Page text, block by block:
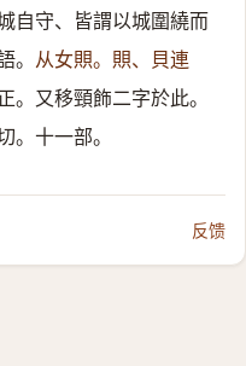
自守、皆謂以城圍繞而
从女賏。賏、貝連
。又移頸飾二字於此。
。十一部。
反馈